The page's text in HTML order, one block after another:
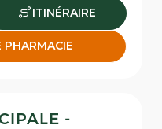
ITINÉRAIRE
PHARMACIE
-